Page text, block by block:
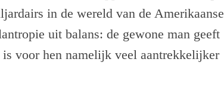
in de wereld van de Amerikaanse
uit balans: de gewone man geeft
voor hen namelijk veel aantrekkelijker